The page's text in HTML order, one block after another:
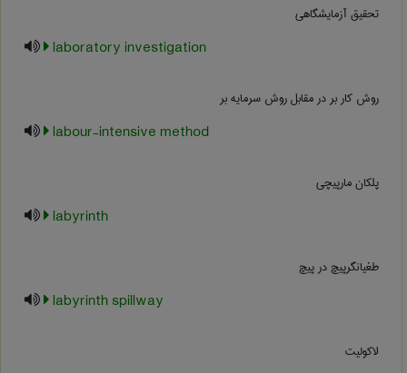
تحقیق آزمایشگاهی
laboratory investigation
روش کار بر در مقابل روش سرمایه بر
labour-intensive method
پلکان مارپیچی
labyrinth
طغیانگرپیچ در پیچ
labyrinth spillway
لاکولیت